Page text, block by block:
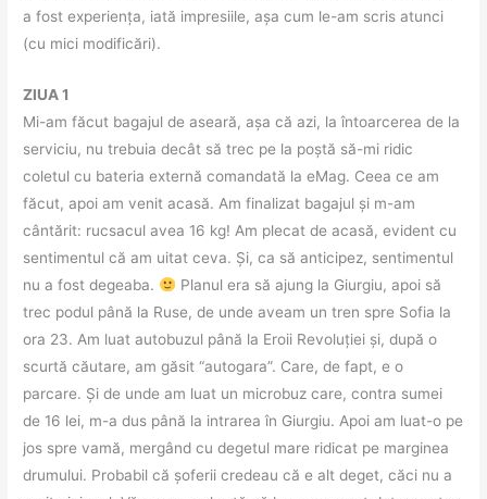
a fost experiența, iată impresiile, așa cum le-am scris atunci
(cu mici modificări).
ZIUA 1
Mi-am făcut bagajul de aseară, așa că azi, la întoarcerea de la
serviciu, nu trebuia decât să trec pe la poștă să-mi ridic
coletul cu bateria externă comandată la eMag. Ceea ce am
făcut, apoi am venit acasă. Am finalizat bagajul și m-am
cântărit: rucsacul avea 16 kg! Am plecat de acasă, evident cu
sentimentul că am uitat ceva. Și, ca să anticipez, sentimentul
nu a fost degeaba.
Planul era să ajung la Giurgiu, apoi să
trec podul până la Ruse, de unde aveam un tren spre Sofia la
ora 23. Am luat autobuzul până la Eroii Revoluției și, după o
scurtă căutare, am găsit “autogara”. Care, de fapt, e o
parcare. Și de unde am luat un microbuz care, contra sumei
de 16 lei, m-a dus până la intrarea în Giurgiu. Apoi am luat-o pe
jos spre vamă, mergând cu degetul mare ridicat pe marginea
drumului. Probabil că șoferii credeau că e alt deget, căci nu a